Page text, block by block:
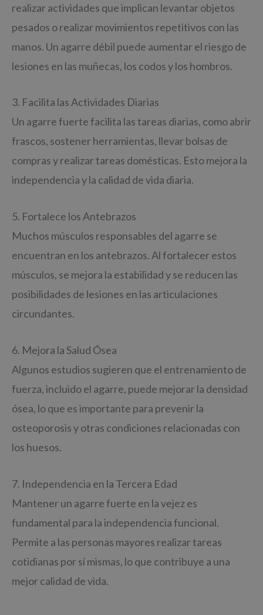
realizar actividades que implican levantar objetos
pesados o realizar movimientos repetitivos con las
manos. Un agarre débil puede aumentar el riesgo de
lesiones en las muñecas, los codos y los hombros.
3. Facilita las Actividades Diarias
Un agarre fuerte facilita las tareas diarias, como abrir
frascos, sostener herramientas, llevar bolsas de
compras y realizar tareas domésticas. Esto mejora la
independencia y la calidad de vida diaria.
5. Fortalece los Antebrazos
Muchos músculos responsables del agarre se
encuentran en los antebrazos. Al fortalecer estos
músculos, se mejora la estabilidad y se reducen las
posibilidades de lesiones en las articulaciones
circundantes.
6. Mejora la Salud Ósea
Algunos estudios sugieren que el entrenamiento de
fuerza, incluido el agarre, puede mejorar la densidad
ósea, lo que es importante para prevenir la
osteoporosis y otras condiciones relacionadas con
los huesos.
7. Independencia en la Tercera Edad
Mantener un agarre fuerte en la vejez es
fundamental para la independencia funcional.
Permite a las personas mayores realizar tareas
cotidianas por sí mismas, lo que contribuye a una
mejor calidad de vida.